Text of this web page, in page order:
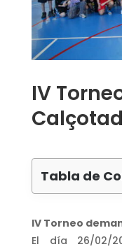
IV
Tabla de
IV Torneo
El día 26/02/